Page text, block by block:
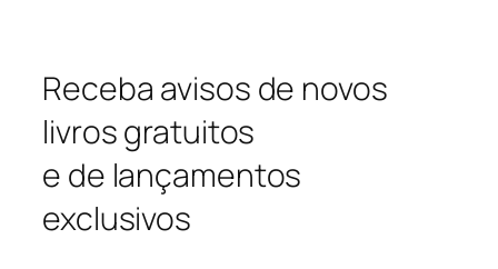
Receba avisos de novos
livros gratuitos
e de lançamentos
exclusivos